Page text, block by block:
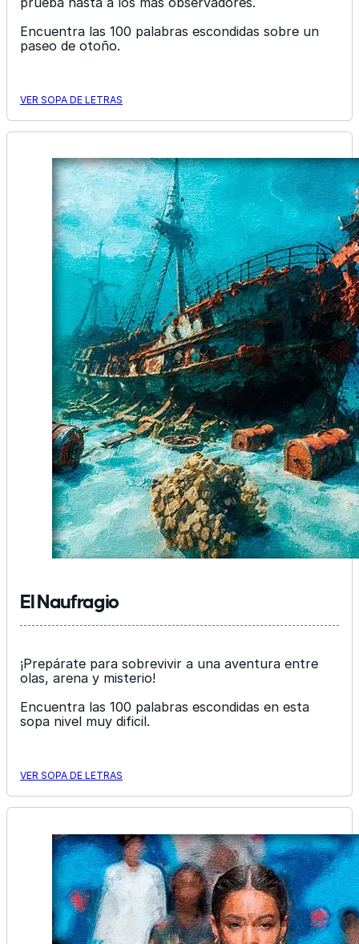
Encuentra las 100 palabras escondidas sobre un
paseo de otoño.
VER SOPA DE LETRAS
El Naufragio
¡Prepárate para sobrevivir a una aventura entre
olas, arena y misterio!
Encuentra las 100 palabras escondidas en esta
sopa nivel muy dificil.
VER SOPA DE LETRAS